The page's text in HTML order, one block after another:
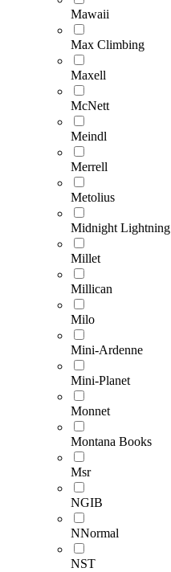
Mawaii
Max Climbing
Maxell
McNett
Meindl
Merrell
Metolius
Midnight Lightning
Millet
Millican
Milo
Mini-Ardenne
Mini-Planet
Monnet
Montana Books
Msr
NGIB
NNormal
NST